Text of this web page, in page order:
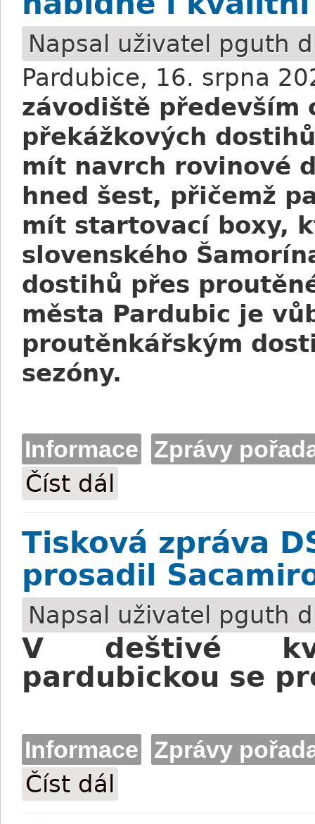
Napsal uživatel pguth
Pardubice, 16. srpna
závodiště především
překážkových
mít navrch rovinové
hned šest, přičemž
mít startovací boxy,
slovenského
dostihů přes
města Pardubic je
proutěnkářským
sezóny.
Informace Zprávy
Číst dál
Tisková zpráva
prosadil
Napsal uživatel pguth
V deštivé
pardubickou se
Informace Zprávy
Číst dál